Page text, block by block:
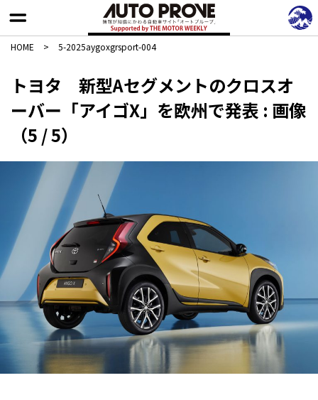
HOME > 5-2025aygoxgrsport-004
トヨタ 新型Aセグメントのクロスオ
ーバー「アイゴX」を欧州で発表 : 画像
（5 / 5）